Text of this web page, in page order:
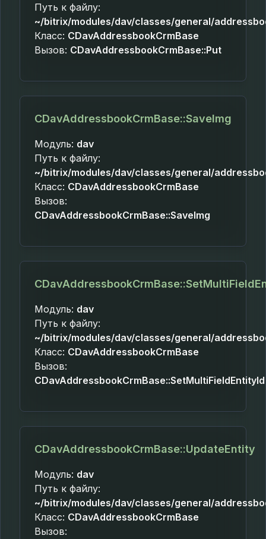
Путь к файлу:
~/bitrix/modules/dav/classes/general/
Класс: CDavAddressbookCrmBase
Вызов: CDavAddressbookCrmBase::Put
CDavAddressbookCrmBase::SaveImg
Модуль: dav
Путь к файлу:
~/bitrix/modules/dav/classes/general/
Класс: CDavAddressbookCrmBase
Вызов:
CDavAddressbookCrmBase::SaveImg
Модуль: dav
Путь к файлу:
~/bitrix/modules/dav/classes/general/
Класс: CDavAddressbookCrmBase
Вызов:
CDavAddressbookCrmBase::SetMultiFieldEntityId
CDavAddressbookCrmBase::UpdateEntity
Модуль: dav
Путь к файлу:
~/bitrix/modules/dav/classes/general/
Класс: CDavAddressbookCrmBase
Вызов: